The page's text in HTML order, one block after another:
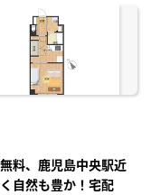
に入
料、鹿児島中央駅近
自然も豊か！宅配